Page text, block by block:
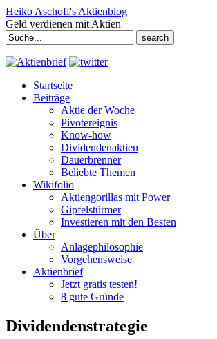
Heiko Aschoff's Aktienblog
Geld verdienen mit Aktien
Search
for:
Startseite
Beiträge
Aktie der Woche
Pivotereignis
Know-how
Dividendenaktien
Dauerbrenner
Beliebte Themen
Wikifolio
Aktiengorillas mit Power
Gipfelstürmer
Investieren mit den Besten
Über
Anlagephilosophie
Vorgehensweise
Aktienbrief
Jetzt gratis testen!
8 gute Gründe
Dividendenstrategie